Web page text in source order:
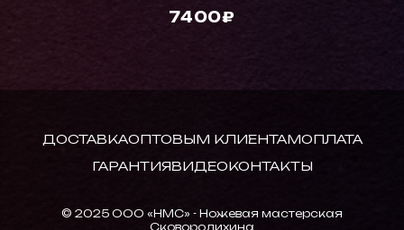
7400₽
ДОСТАВКАОПТОВЫМ КЛИЕНТАМОПЛАТА
ГАРАНТИЯВИДЕОКОНТАКТЫ
© 2025 ООО «НМС» - Ножевая мастерская
Сковородихина